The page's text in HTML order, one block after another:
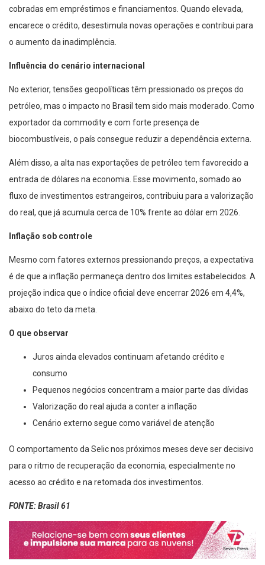
cobradas em empréstimos e financiamentos. Quando elevada,
encarece o crédito, desestimula novas operações e contribui para
o aumento da inadimplência.
Influência do cenário internacional
No exterior, tensões geopolíticas têm pressionado os preços do
petróleo, mas o impacto no Brasil tem sido mais moderado. Como
exportador da commodity e com forte presença de
biocombustíveis, o país consegue reduzir a dependência externa.
Além disso, a alta nas exportações de petróleo tem favorecido a
entrada de dólares na economia. Esse movimento, somado ao
fluxo de investimentos estrangeiros, contribuiu para a valorização
do real, que já acumula cerca de 10% frente ao dólar em 2026.
Inflação sob controle
Mesmo com fatores externos pressionando preços, a expectativa
é de que a inflação permaneça dentro dos limites estabelecidos. A
projeção indica que o índice oficial deve encerrar 2026 em 4,4%,
abaixo do teto da meta.
O que observar
Juros ainda elevados continuam afetando crédito e
consumo
Pequenos negócios concentram a maior parte das dívidas
Valorização do real ajuda a conter a inflação
Cenário externo segue como variável de atenção
O comportamento da Selic nos próximos meses deve ser decisivo
para o ritmo de recuperação da economia, especialmente no
acesso ao crédito e na retomada dos investimentos.
FONTE: Brasil 61